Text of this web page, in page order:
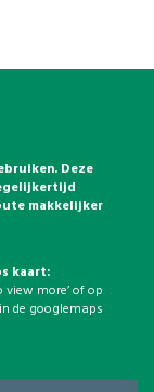
Deze
makkelijker
kaart:
view more’ of op
de googlemaps